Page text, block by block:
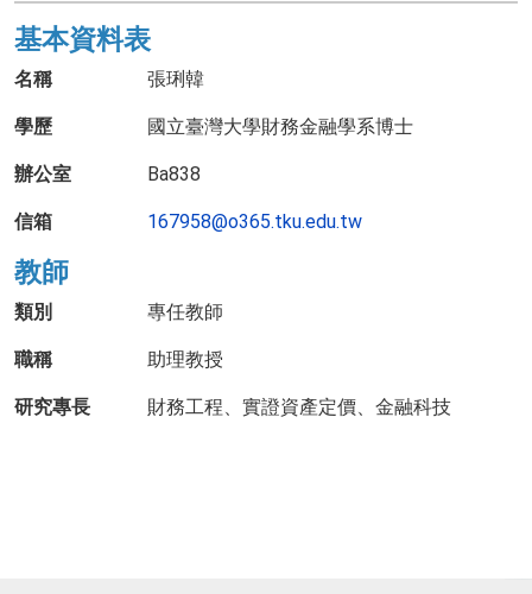
基本資料表
名稱 張琍韓
學歷 國立臺灣大學財務金融學系博士
辦公室 Ba838
信箱 167958@o365.tku.edu.tw
教師
類別 專任教師
職稱 助理教授
研究專長 財務工程、實證資產定價、金融科技